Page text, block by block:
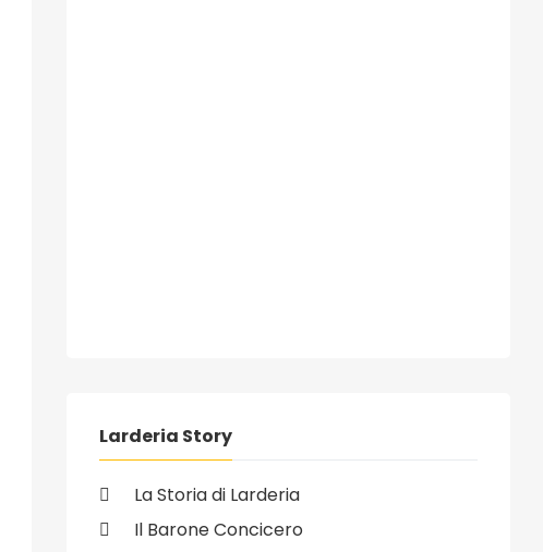
Larderia Story
La Storia di Larderia
Il Barone Concicero